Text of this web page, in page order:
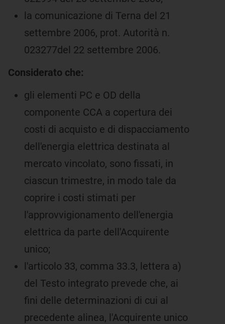
la comunicazione di Terna del 21
settembre 2006, prot. Autorità n.
023277del 22 settembre 2006.
Considerato che:
gli elementi PC e OD della
componente CCA a copertura dei
costi di acquisto e di dispacciamento
dell'energia elettrica destinata al
mercato vincolato, sono fissati, in
ciascun trimestre, in modo tale da
coprire i costi stimati per
l'approvvigionamento dell'energia
elettrica da parte dell'Acquirente
unico;
l'articolo 33, comma 33.3, lettera a)
del Testo integrato prevede che, ai
fini delle determinazioni di cui al
precedente alinea, l'Acquirente unico